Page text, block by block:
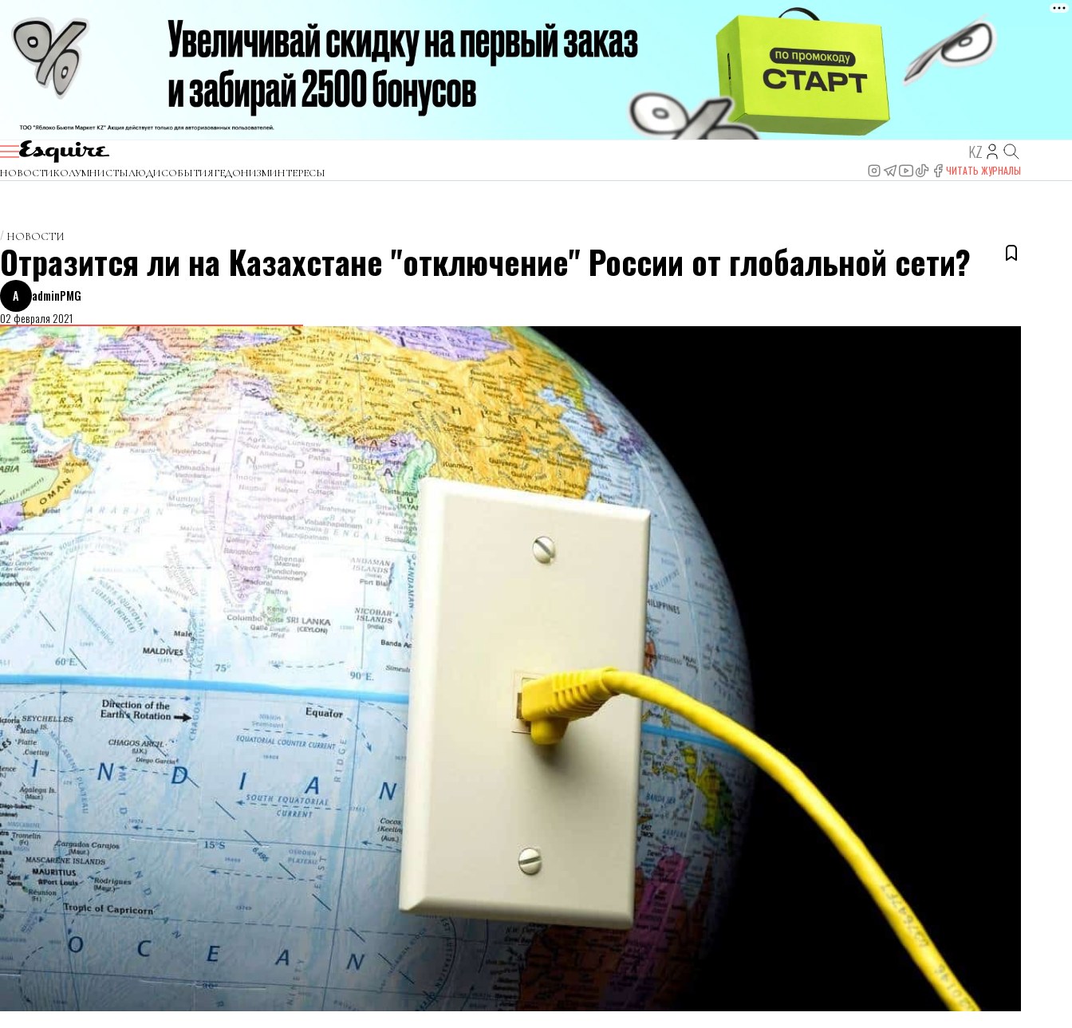
KZ
НОВОСТИКОЛУМНИСТЫЛЮДИСОБЫТИЯГЕДОНИЗМИНТЕРЕСЫ ЧИТАТЬ ЖУРНАЛЫ
НОВОСТИ
Отразится ли на Казахстане "отключение" России от глобальной сети?
A
adminPMG
02 февраля 2021